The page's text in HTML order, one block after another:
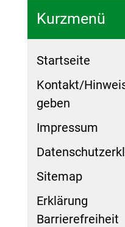
Kurzmenü
Startseite
Kontakt/
geben
Impressum
Sitemap
Erklärung
Barrierefreiheit